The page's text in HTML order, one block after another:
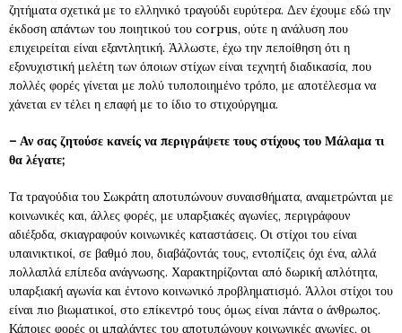
ζητήματα σχετικά με το ελληνικό τραγούδι ευρύτερα. Δεν έχουμε εδώ την
έκδοση απάντων του ποιητικού του corpus, ούτε η ανάλυση που
επιχειρείται είναι εξαντλητική. Άλλωστε, έχω την πεποίθηση ότι η
εξονυχιστική μελέτη των όποιων στίχων είναι τεχνητή διαδικασία, που
πολλές φορές γίνεται με πολύ τυποποιημένο τρόπο, με αποτέλεσμα να
χάνεται εν τέλει η επαφή με το ίδιο το στιχούργημα.
– Αν σας ζητούσε κανείς να περιγράψετε τους στίχους του Μάλαμα τι
θα λέγατε;
Τα τραγούδια του Σωκράτη αποτυπώνουν συναισθήματα, αναμετρώνται με
κοινωνικές και, άλλες φορές, με υπαρξιακές αγωνίες, περιγράφουν
αδιέξοδα, σκιαγραφούν κοινωνικές καταστάσεις. Οι στίχοι του είναι
υπαινικτικοί, σε βαθμό που, διαβάζοντάς τους, εντοπίζεις όχι ένα, αλλά
πολλαπλά επίπεδα ανάγνωσης. Χαρακτηρίζονται από δωρική απλότητα,
υπαρξιακή αγωνία και έντονο κοινωνικό προβληματισμό. Άλλοι στίχοι του
είναι πιο βιωματικοί, στο επίκεντρό τους όμως είναι πάντα ο άνθρωπος.
Κάποιες φορές οι μπαλάντες του αποτυπώνουν κοινωνικές αγωνίες, οι